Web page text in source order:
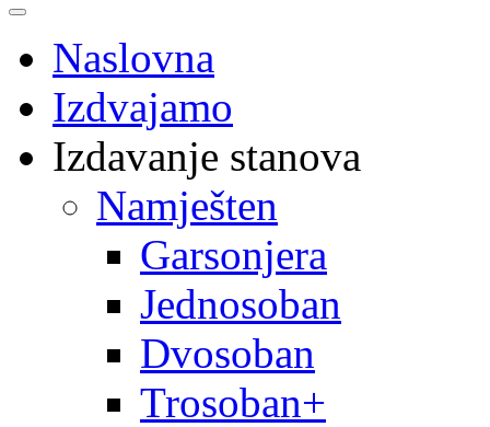
Naslovna
Izdvajamo
Izdavanje stanova
Namješten
Garsonjera
Jednosoban
Dvosoban
Trosoban+